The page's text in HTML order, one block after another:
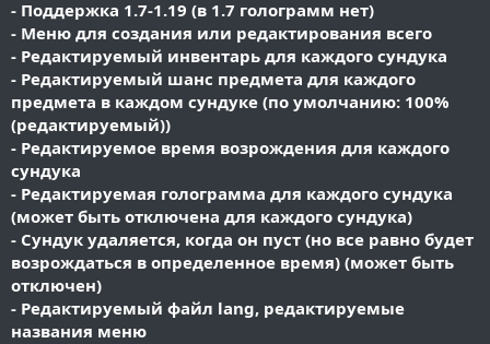
- Поддержка 1.7-1.19 (в 1.7 голограмм нет)
- Меню для создания или редактирования всего
- Редактируемый инвентарь для каждого сундука
- Редактируемый шанс предмета для каждого
предмета в каждом сундуке (по умолчанию: 100%
(редактируемый))
- Редактируемое время возрождения для каждого
сундука
- Редактируемая голограмма для каждого сундука
(может быть отключена для каждого сундука)
- Сундук удаляется, когда он пуст (но все равно будет
возрождаться в определенное время) (может быть
отключен)
- Редактируемый файл lang, редактируемые
названия меню